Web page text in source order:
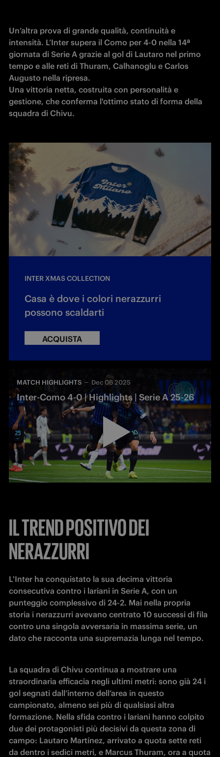
Un’altra prova di grande qualità, continuità e
intensità. L’Inter supera il Como per 4-0 nella 14ª
giornata di Serie A grazie al gol di Lautaro nel primo
tempo e alle reti di Thuram, Calhanoglu e Carlos
Augusto nella ripresa.
Una vittoria netta, costruita con personalità e
gestione, che conferma l'ottimo stato di forma della
squadra di Chivu.
INTER XMAS COLLECTION
Casa è dove i colori nerazzurri
possono scaldarti
ACQUISTA
MATCH HIGHLIGHTS Dec 06 2025
Inter-Como 4-0 | Highlights | Serie A 25-26
IL TREND POSITIVO DEI
NERAZZURRI
L'Inter ha conquistato la sua decima vittoria
consecutiva contro i lariani in Serie A, con un
punteggio complessivo di 24-2. Mai nella propria
storia i nerazzurri avevano centrato 10 successi di fila
contro una singola avversaria in massima serie, un
dato che racconta una supremazia lunga nel tempo.
La squadra di Chivu continua a mostrare una
straordinaria efficacia negli ultimi metri: sono già 24 i
gol segnati dall’interno dell’area in questo
campionato, almeno sei più di qualsiasi altra
formazione. Nella sfida contro i lariani hanno colpito
due dei protagonisti più decisivi da questa zona di
campo: Lautaro Martínez, arrivato a quota sette reti
da dentro i sedici metri, e Marcus Thuram, ora a quota